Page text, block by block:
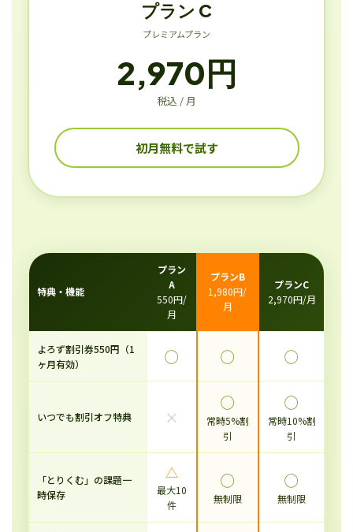
プラン C
プレミアムプラン
2,970円
税込 / 月
初月無料で試す
特典・機能
プラン
A
550円/
月
プランB
1,980円/
月
プランC
2,970円/月
よろず割引券550円（1
ヶ月有効）
◯ ◯ ◯
いつでも割引オフ特典 ×
◯
常時5%割
引
◯
常時10%割
引
「とりくむ」の課題一
時保存
△
最大10
件
◯
無制限
◯
無制限